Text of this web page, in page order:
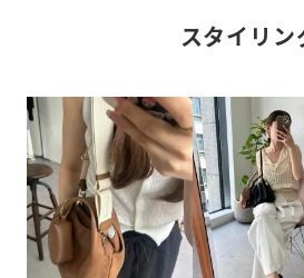
・金具部分に関して、保管環境や使
起こる場合がございます。
性別タイプ レディース
スタイリン